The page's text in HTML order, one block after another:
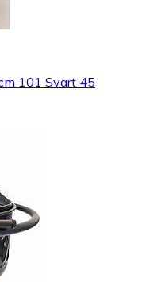
101 Svart 45